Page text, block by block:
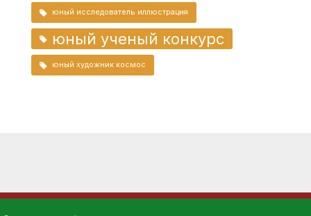
юный исследователь иллюстрация
юный ученый конкурс
юный художник космос